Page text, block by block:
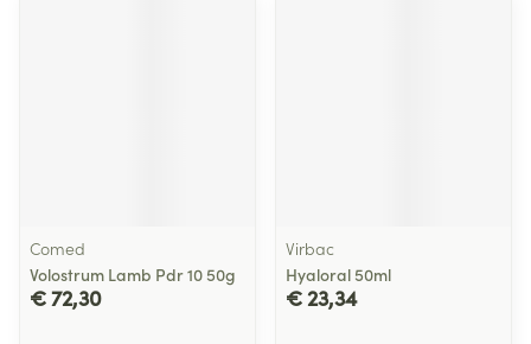
Comed
Volostrum Lamb Pdr 10 50g
€ 72,30
Virbac
Hyaloral 50ml
€ 23,34